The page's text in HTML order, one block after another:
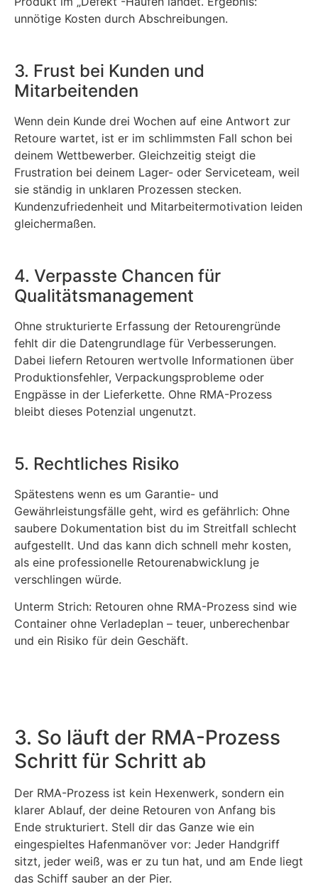
unnötige Kosten durch Abschreibungen.
3. Frust bei Kunden und
Mitarbeitenden
Wenn dein Kunde drei Wochen auf eine Antwort zur
Retoure wartet, ist er im schlimmsten Fall schon bei
deinem Wettbewerber. Gleichzeitig steigt die
Frustration bei deinem Lager- oder Serviceteam, weil
sie ständig in unklaren Prozessen stecken.
Kundenzufriedenheit und Mitarbeitermotivation leiden
gleichermaßen.
4. Verpasste Chancen für
Qualitätsmanagement
Ohne strukturierte Erfassung der Retourengründe
fehlt dir die Datengrundlage für Verbesserungen.
Dabei liefern Retouren wertvolle Informationen über
Produktionsfehler, Verpackungsprobleme oder
Engpässe in der Lieferkette. Ohne RMA-Prozess
bleibt dieses Potenzial ungenutzt.
5. Rechtliches Risiko
Spätestens wenn es um Garantie- und
Gewährleistungsfälle geht, wird es gefährlich: Ohne
saubere Dokumentation bist du im Streitfall schlecht
aufgestellt. Und das kann dich schnell mehr kosten,
als eine professionelle Retourenabwicklung je
verschlingen würde.
Unterm Strich: Retouren ohne RMA-Prozess sind wie
Container ohne Verladeplan – teuer, unberechenbar
und ein Risiko für dein Geschäft.
3. So läuft der RMA-Prozess
Schritt für Schritt ab
Der RMA-Prozess ist kein Hexenwerk, sondern ein
klarer Ablauf, der deine Retouren von Anfang bis
Ende strukturiert. Stell dir das Ganze wie ein
eingespieltes Hafenmanöver vor: Jeder Handgriff
sitzt, jeder weiß, was er zu tun hat, und am Ende liegt
das Schiff sauber an der Pier.